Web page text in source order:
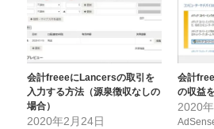
会計freeeにLancersの取引を
入力する方法（源泉徴収なしの
場合）
2020年2月24日
会計
の収益
2020